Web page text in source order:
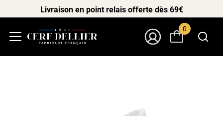
Livraison en point relais offerte dès 69€
0